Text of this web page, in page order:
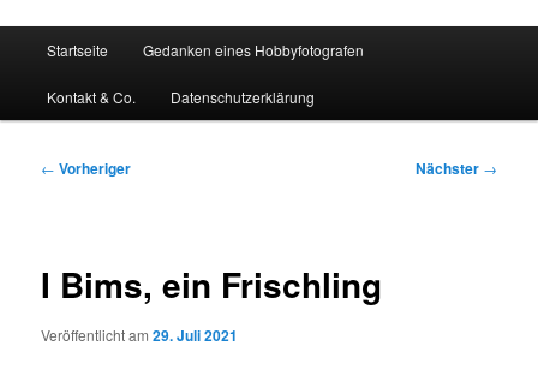
Startseite Gedanken eines Hobbyfotografen
Kontakt & Co. Datenschutzerklärung
Beitragsnavigation
← Vorheriger Nächster →
I Bims, ein Frischling
Veröffentlicht am29. Juli 2021